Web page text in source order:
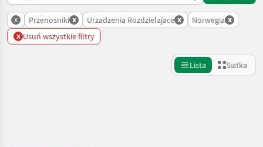
x Przenosniki x Urzadzenia Rozdzielajace x Norwegia x
x Usuń wszystkie filtry
Lista Siatka